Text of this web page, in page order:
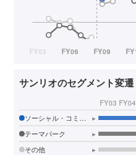
サンリオのセグメント変遷
FY03 FY04
▸
テーマパーク
▸
その他
▸